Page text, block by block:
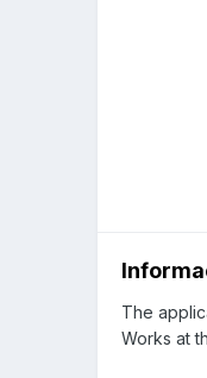
The
Works at